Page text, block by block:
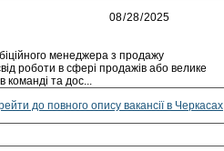
менеджера з продажу
роботи в сфері продажів або велике
команді та дос...
до повного опису вакансії в Черкасах